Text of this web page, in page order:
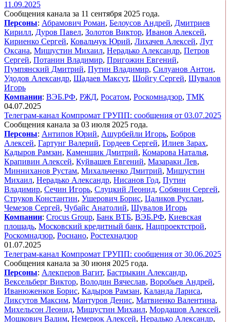
11.09.2025
Сообщения канала за 11 сентября 2025 года.
Персоны: Абрамович Роман, Белоусов Андрей, Дмитриев
Кирилл, Дуров Павел, Золотов Виктор, Иванов Алексей,
Кириенко Сергей, Ковальчук Юрий, Лихачев Алексей, Лут
Оксана, Мишустин Михаил, Нерадько Александр, Петров
Сергей, Потанин Владимир, Пригожин Евгений,
Пумпянский Дмитрий, Путин Владимир, Силуанов Антон,
Удодов Александр, Шадаев Максут, Шойгу Сергей, Шувалов
Игорь
Компании: ВЭБ.РФ, РЖД, Росатом, Роскомнадзор, ТМК
04.07.2025
Телеграм-канал Компромат ГРУПП: сообщения от 03.07.2025
Сообщения канала за 03 июля 2025 года.
Персоны: Антипов Юрий, Ашурбейли Игорь, Бобров
Алексей, Гартунг Валерий, Гордеев Сергей, Илиев Зарах,
Кадыров Рамзан, Каменщик Дмитрий, Комарова Наталья,
Крапивин Алексей, Куйвашев Евгений, Мазараки Лев,
Минниханов Рустам, Михальченко Дмитрий, Мишустин
Михаил, Нерадько Александр, Нисанов Год, Путин
Владимир, Сечин Игорь, Слуцкий Леонид, Собянин Сергей,
Струков Константин, Ушерович Борис, Цаликов Руслан,
Чемезов Сергей, Чубайс Анатолий, Шувалов Игорь
Компании: Crocus Group, Банк ВТБ, ВЭБ.РФ, Киевская
площадь, Московский кредитный банк, Нацпроектстрой,
Роскомнадзор, Роснано, Ростехнадзор
01.07.2025
Телеграм-канал Компромат ГРУПП: сообщения от 30.06.2025
Сообщения канала за 30 июня 2025 года.
Персоны: Алекперов Вагит, Бастрыкин Александр,
Вексельберг Виктор, Володин Вячеслав, Воробьев Андрей,
Иванюженков Борис, Кадыров Рамзан, Каланда Лариса,
Ликсутов Максим, Мантуров Денис, Матвиенко Валентина,
Михельсон Леонид, Мишустин Михаил, Мордашов Алексей,
Мошкович Вадим, Немерюк Алексей, Нерадько Александр,